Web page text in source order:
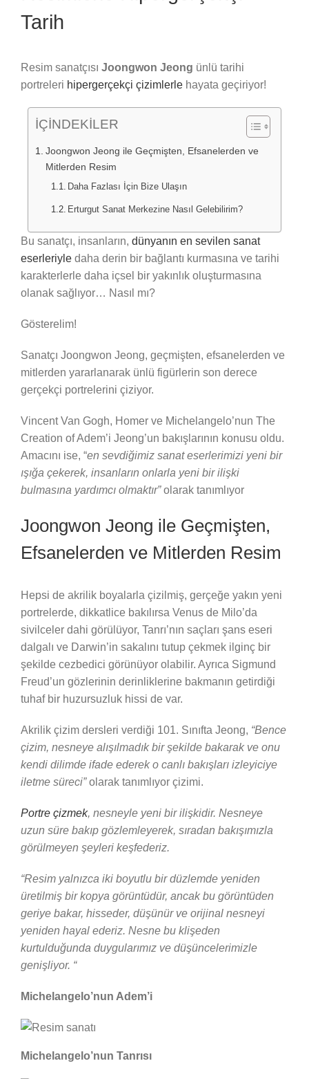
Tarih
Resim sanatçısı Joongwon Jeong ünlü tarihi
portreleri hipergerçekçi çizimlerle hayata geçiriyor!
İÇİNDEKİLER
Joongwon Jeong ile Geçmişten, Efsanelerden ve
Mitlerden Resim
Daha Fazlası İçin Bize Ulaşın
Erturgut Sanat Merkezine Nasıl Gelebilirim?
Bu sanatçı, insanların, dünyanın en sevilen sanat
eserleriyle daha derin bir bağlantı kurmasına ve tarihi
karakterlerle daha içsel bir yakınlık oluşturmasına
olanak sağlıyor… Nasıl mı?
Gösterelim!
Sanatçı Joongwon Jeong, geçmişten, efsanelerden ve
mitlerden yararlanarak ünlü figürlerin son derece
gerçekçi portrelerini çiziyor.
Vincent Van Gogh, Homer ve Michelangelo’nun The
Creation of Adem’i Jeong’un bakışlarının konusu oldu.
Amacını ise, “en sevdiğimiz sanat eserlerimizi yeni bir
ışığa çekerek, insanların onlarla yeni bir ilişki
bulmasına yardımcı olmaktır”olarak tanımlıyor
Joongwon Jeong ile Geçmişten,
Efsanelerden ve Mitlerden Resim
Hepsi de akrilik boyalarla çizilmiş, gerçeğe yakın yeni
portrelerde, dikkatlice bakılırsa Venus de Milo’da
sivilceler dahi görülüyor, Tanrı’nın saçları şans eseri
dalgalı ve Darwin’in sakalını tutup çekmek ilginç bir
şekilde cezbedici görünüyor olabilir. Ayrıca Sigmund
Freud’un gözlerinin derinliklerine bakmanın getirdiği
tuhaf bir huzursuzluk hissi de var.
Akrilik çizim dersleri verdiği 101. Sınıfta Jeong, “Bence
çizim, nesneye alışılmadık bir şekilde bakarak ve onu
kendi dilimde ifade ederek o canlı bakışları izleyiciye
iletme süreci”olarak tanımlıyor çizimi.
Portre çizmek, nesneyle yeni bir ilişkidir. Nesneye
uzun süre bakıp gözlemleyerek, sıradan bakışımızla
görülmeyen şeyleri keşfederiz.
“Resim yalnızca iki boyutlu bir düzlemde yeniden
üretilmiş bir kopya görüntüdür, ancak bu görüntüden
geriye bakar, hisseder, düşünür ve orijinal nesneyi
yeniden hayal ederiz. Nesne bu klişeden
kurtulduğunda duygularımız ve düşüncelerimizle
genişliyor. “
Michelangelo’nun Adem’i
Michelangelo’nun Tanrısı